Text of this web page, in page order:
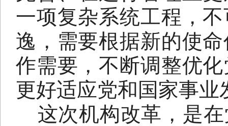
一项复杂系统工程，
逸，需要根据新的使
作需要，不断调整优
更好适应党和国家事业
这次机构改革，是